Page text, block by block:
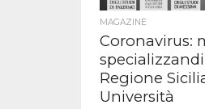
MAGAZINE
Coronavirus:
Regione
Università